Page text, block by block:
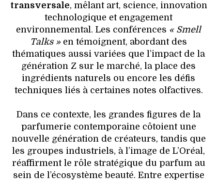
transversale, mêlant art, science, innovation
technologique et engagement
environnemental. Les conférences « Smell
Talks » en témoignent, abordant des
thématiques aussi variées que l’impact de la
génération Z sur le marché, la place des
ingrédients naturels ou encore les défis
techniques liés à certaines notes olfactives.
Dans ce contexte, les grandes figures de la
parfumerie contemporaine côtoient une
nouvelle génération de créateurs, tandis que
les groupes industriels, à l’image de L’Oréal,
réaffirment le rôle stratégique du parfum au
sein de l’écosystème beauté. Entre expertise